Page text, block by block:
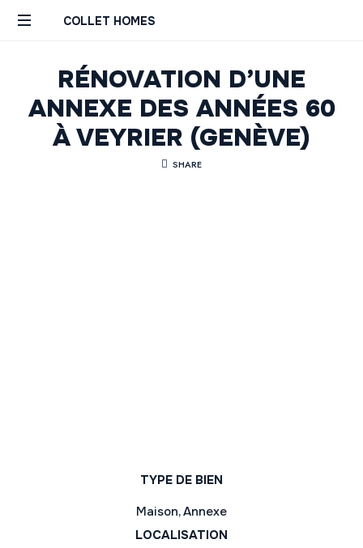
COLLET HOMES
Remodels
Builds
Constructions
Rénovations
Sur
RÉNOVATION D’UNE
ANNEXE DES ANNÉES 60
À VEYRIER (GENÈVE)
SHARE
TYPE DE BIEN
Maison, Annexe
LOCALISATION